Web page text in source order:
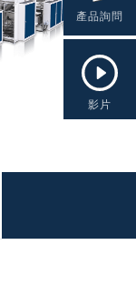
產品詢問
影片